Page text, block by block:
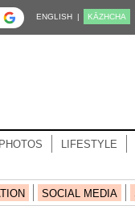
ENGLISH | KĀZHCHA
PHOTOS LIFESTYLE
SOCIAL MEDIA